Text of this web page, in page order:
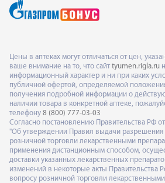
Цены в аптеках могут отличаться от цен,
ваше внимание на то, что сайт tyumen.rigla.ru
информационный характер и ни при каких
публичной офертой, определяемой
получения подробной информации о
наличии товара в конкретной аптеке,
телефону 8 (800) 777-03-03
Согласно постановлению Правительства РФ
"Об утверждении Правил выдачи разрешения
розничной торговли лекарственными
применения дистанционным способом,
доставки указанных лекарственных
изменений в некоторые акты Правительства
вопросу розничной торговли